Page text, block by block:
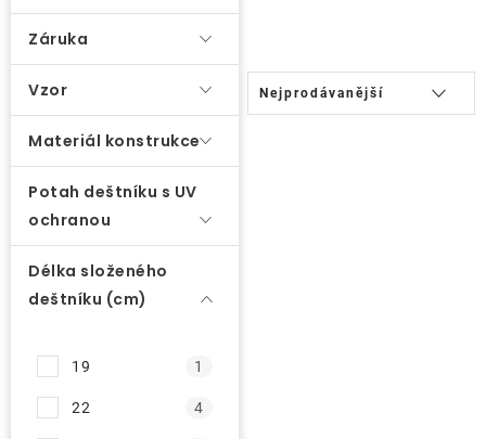
Kolekce
Prodávané značky
Klub výhod
Naše katalogy
Kontakty
Záruka
Vzor
Materiál konstrukce
Potah deštníku s UV
ochranou
Délka složeného
deštníku (cm)
19 1
22 4
d
t
Ř
a
Nejprodávanější